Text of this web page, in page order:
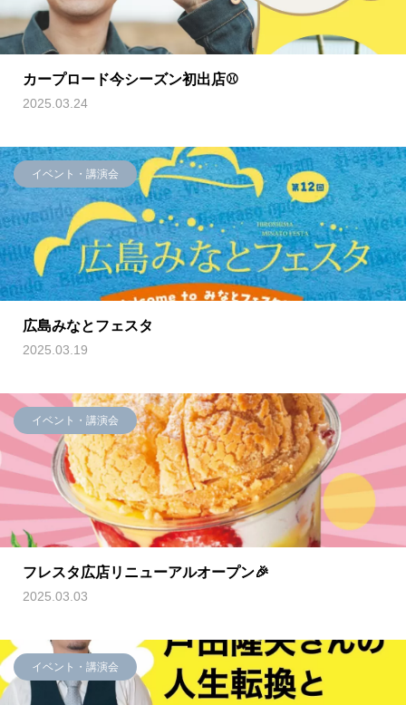
カープロード今シーズン初出店⚾️
2025.03.24
イベント・講演会
広島みなとフェスタ
2025.03.19
イベント・講演会
フレスタ広店リニューアルオープン🎉
2025.03.03
イベント・講演会